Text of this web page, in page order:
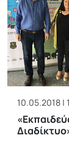
10.05.2018 |